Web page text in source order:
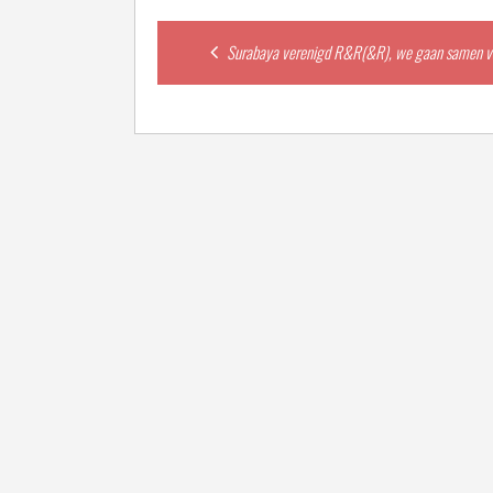
Post
navigation
Surabaya verenigd R&R(&R), we gaan samen